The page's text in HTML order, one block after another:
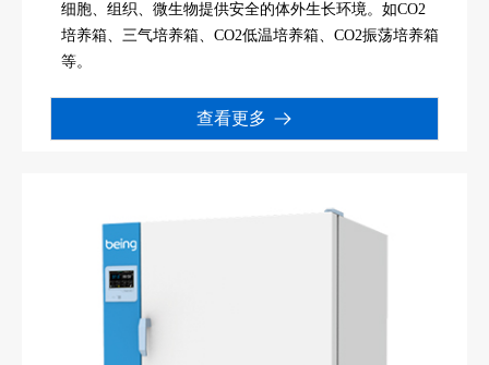
细胞、组织、微生物提供安全的体外生长环境。如CO2
培养箱、三气培养箱、CO2低温培养箱、CO2振荡培养箱
等。
查看更多